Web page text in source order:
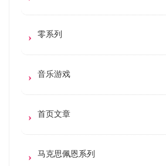
零系列
音乐游戏
首页文章
马克思佩恩系列